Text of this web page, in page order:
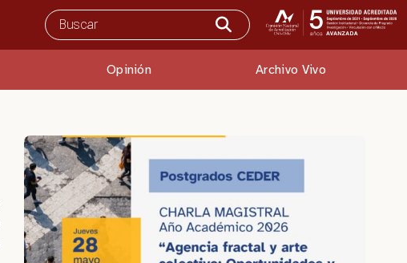
Opinión Archivo Vivo